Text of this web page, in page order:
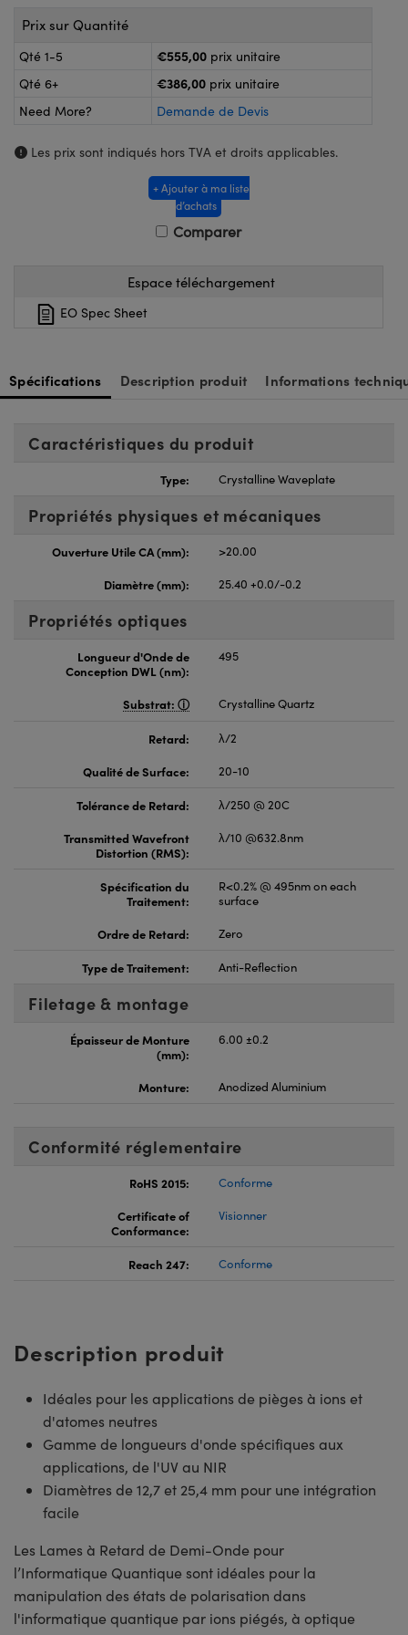
de Poche ou à Mesure Directe
: Caméras
Optiques de SCHOTT
Prix sur Quantité
Qté 1-5 €555,00 prix unitaire
Qté 6+
€386,00 prix unitaire
Need More?
Demande de Devis
Les prix sont indiqués hors TVA et droits applicables.
+ Ajouter à ma liste
d’achats
Comparer
Espace téléchargement
EO Spec Sheet
Spécifications Description produit Informations
Caractéristiques du produit
Type: Crystalline Waveplate
Propriétés physiques et mécaniques
Ouverture Utile CA (mm):
>20.00
Diamètre (mm):
25.40 +0.0/-0.2
Propriétés optiques
Longueur d'Onde de
Conception DWL (nm):
495
Substrat: Crystalline Quartz
Retard:
λ/2
Qualité de Surface:
20-10
Tolérance de Retard:
λ/250 @ 20C
Transmitted Wavefront
Distortion (RMS):
λ/10 @632.8nm
Spécification du
Traitement:
R<0.2% @ 495nm on each
surface
Ordre de Retard:
Zero
Type de Traitement: Anti-Reflection
Filetage & montage
Épaisseur de Monture
(mm):
6.00 ±0.2
Monture: Anodized Aluminium
Conformité réglementaire
RoHS 2015:
Conforme
Certificate of
Conformance:
Visionner
Reach 247: Conforme
Description produit
Idéales pour les applications de pièges à ions et
d'atomes neutres
Gamme de longueurs d'onde spécifiques aux
applications, de l'UV au NIR
Diamètres de 12,7 et 25,4 mm pour une intégration
facile
Les Lames à Retard de Demi-Onde pour
l’Informatique Quantique sont idéales pour la
manipulation des états de polarisation dans
l'informatique quantique par ions piégés, à optique